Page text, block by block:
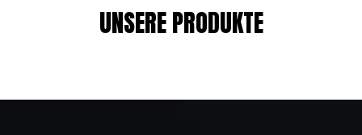
UNSERE PRODUKTE